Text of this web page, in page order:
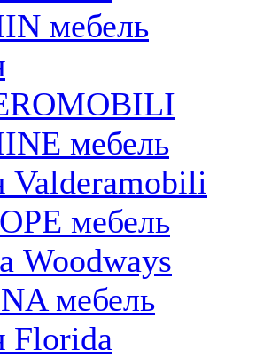
мебель
мебель
Valderamobili
мебель
Woodways
мебель
Florida